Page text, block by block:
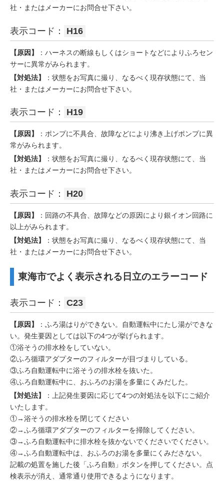
社・またはメーカーにお問合せ下さい。
表示コード： H16
【原因】
：ハーネスの断線もしくはショートなどによりふろセン
サーに異常がみられます。
【対処法】
：状態をお写真に撮り、なるべく現存状態にて、当
社・またはメーカーにお問合せ下さい。
表示コード： H19
【原因】
：ポンプに不具合、故障などにより沸き上げポンプに異
常がみられます。
【対処法】
：状態をお写真に撮り、なるべく現存状態にて、当
社・またはメーカーにお問合せ下さい。
表示コード： H20
【原因】
：回路の不具合、故障などの原因により銀イオン回路に
以上がみられます。
【対処法】
：状態をお写真に撮り、なるべく現存状態にて、当
社・またはメーカーにお問合せ下さい。
東海市でよく表示される日立のエラーコード
表示コード： C23
【原因】
：ふろ湯はりができない。自動運転中にたし湯ができな
い。発生要因としては以下の4つが挙げられます。
①浴そうの排水栓をしていない。
②ふろ循環アダプターのフィルターが目づまりしている。
③ふろ自動運転中に浴そうの排水栓を抜いた。
④ふろ自動運転中に、おふろのお湯を多量にくみだした。
【対処法】
：上記発生要因に応じて4つの対処法を以下にご紹介
いたします。
①→浴そうの排水栓を閉じてください
②→ふろ循環アダプターのフィルターを掃除してください。
③→ふろ自動運転中に排水栓を抜かないでくださいでください。
④→ふろ自動運転中は、おふろのお湯を多量にくみださない。
記載の処置を施した後「ふろ自動」ボタンを押してください。点
検表示が消え、通常通り使用できるようになります。